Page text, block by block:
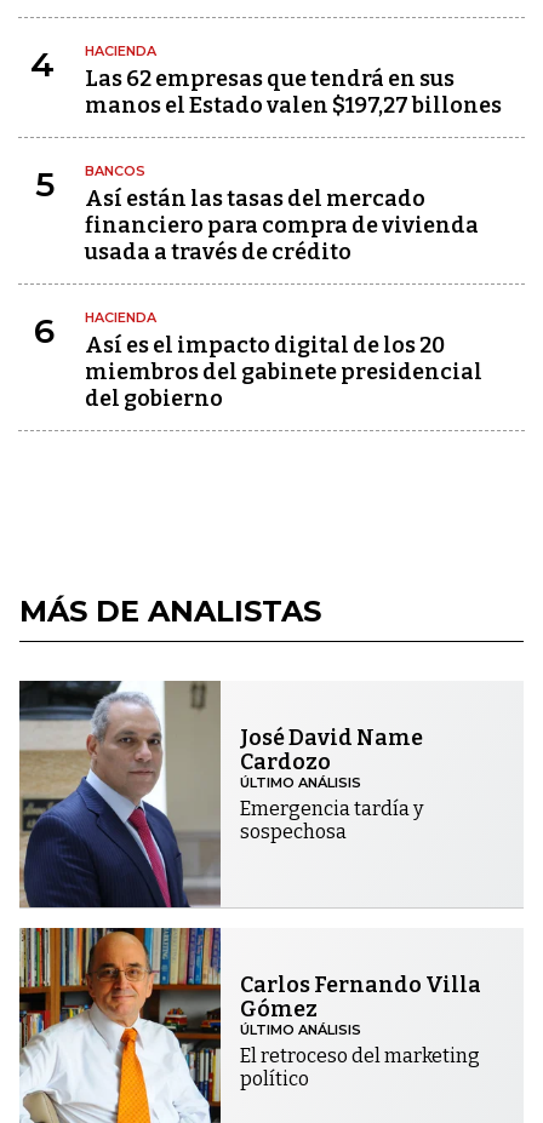
4 HACIENDA
Las 62 empresas que tendrá en sus
manos el Estado valen $197,27 billones
5 BANCOS
Así están las tasas del mercado
financiero para compra de vivienda
usada a través de crédito
6 HACIENDA
Así es el impacto digital de los 20
miembros del gabinete presidencial
del gobierno
MÁS DE ANALISTAS
José David Name
Cardozo
ÚLTIMO ANÁLISIS
Emergencia tardía y
sospechosa
Carlos Fernando Villa
Gómez
ÚLTIMO ANÁLISIS
El retroceso del marketing
político